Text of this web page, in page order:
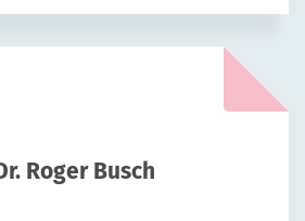
Roger Busch